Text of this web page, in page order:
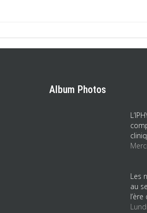
Album Photos
Les
au
l’ère